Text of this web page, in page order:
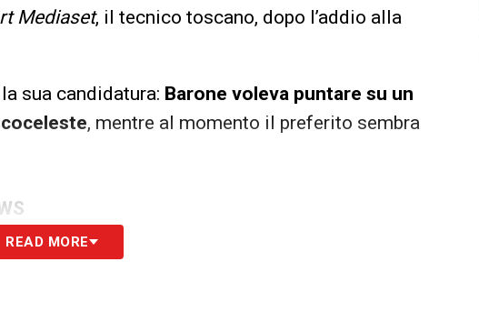
Mediaset, il tecnico toscano, dopo l’addio alla
sua candidatura: Barone voleva puntare su un
, mentre al momento il preferito sembra
READ MORE